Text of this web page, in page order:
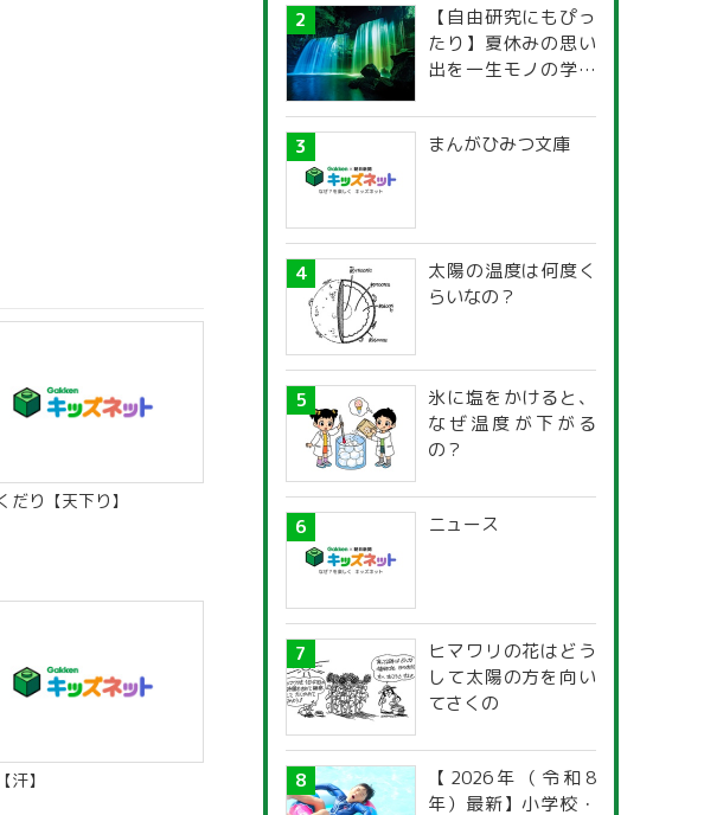
だり【天下り】
汗】
【自由研究にもぴっ
たり】夏休みの思い
出を一生モノの学び
探究ガイド
まんがひみつ文庫
太陽の温度は何度く
らいなの？
氷に塩をかけると、
なぜ温度が下がる
の？
ニュース
ヒマワリの花はどう
して太陽の方を向い
てさくの
【2026年（令和8
年）最新】小学校・